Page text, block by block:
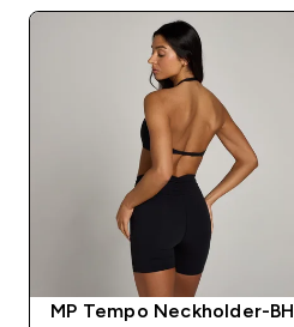
MP Tempo Neckholder-BH